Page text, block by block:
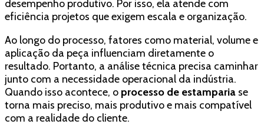
desempenho produtivo. Por isso, ela atende com
eficiência projetos que exigem escala e organização.
Ao longo do processo, fatores como material, volume e
aplicação da peça influenciam diretamente o
resultado. Portanto, a análise técnica precisa caminhar
junto com a necessidade operacional da indústria.
Quando isso acontece, o processo de estamparia se
torna mais preciso, mais produtivo e mais compatível
com a realidade do cliente.